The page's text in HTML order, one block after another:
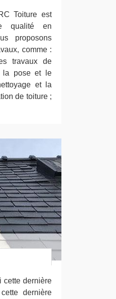
Toiture est
qualité en
proposons
comme :
travaux de
la pose et le
et la
de toiture ;
cette dernière
dernière